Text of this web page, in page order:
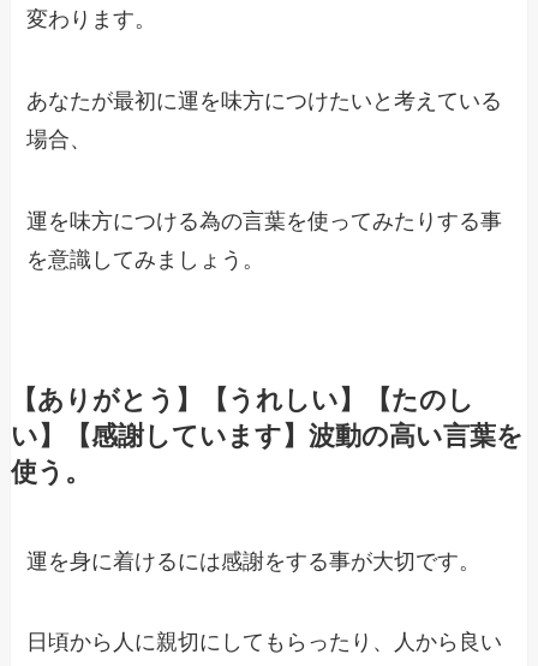
変わります。
あなたが最初に運を味方につけたいと考えている
場合、
運を味方につける為の言葉を使ってみたりする事
を意識してみましょう。
【ありがとう】【うれしい】【たのし
い】【感謝しています】波動の高い言葉を
使う。
運を身に着けるには感謝をする事が大切です。
日頃から人に親切にしてもらったり、人から良い